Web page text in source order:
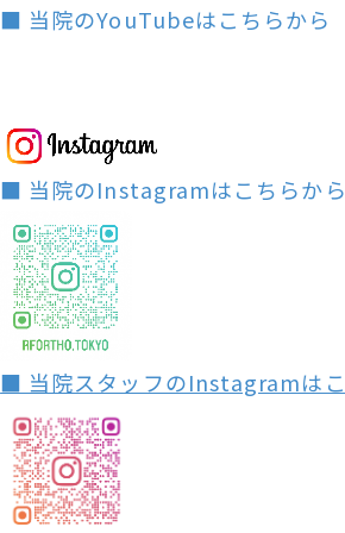
■ 当院のYouTubeはこちらから
■ 当院のInstagramはこちらから
■ 当院スタッフのInstagramは